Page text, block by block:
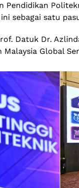
sebagai satu
Datuk Dr.
Global